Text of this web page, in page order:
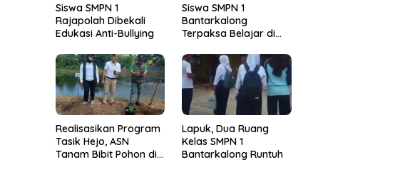
Siswa SMPN 1
Rajapolah Dibekali
Edukasi Anti-Bullying
Siswa SMPN 1
Bantarkalong
Terpaksa Belajar di
Realisasikan Program
Tasik Hejo, ASN
Tanam Bibit Pohon di
Lapuk, Dua Ruang
Kelas SMPN 1
Bantarkalong Runtuh